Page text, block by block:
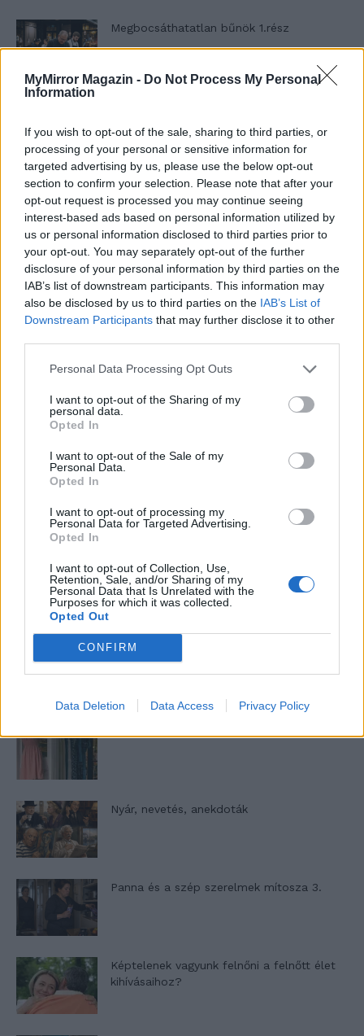
MyMirror Magazin - Do Not Process My Personal
Information
If you wish to opt-out of the sale, sharing to third parties, or
processing of your personal or sensitive information for
targeted advertising by us, please use the below opt-out
section to confirm your selection. Please note that after your
opt-out request is processed you may continue seeing
interest-based ads based on personal information utilized by
us or personal information disclosed to third parties prior to
your opt-out. You may separately opt-out of the further
disclosure of your personal information by third parties on the
IAB’s list of downstream participants. This information may
also be disclosed by us to third parties on the IAB’s List of
Downstream Participants that may further disclose it to other
Personal Data Processing Opt Outs
I want to opt-out of the Sharing of my
personal data.
Opted In
I want to opt-out of the Sale of my
Personal Data.
Opted In
I want to opt-out of processing my
Personal Data for Targeted Advertising.
Opted In
I want to opt-out of Collection, Use,
Retention, Sale, and/or Sharing of my
Personal Data that Is Unrelated with the
Purposes for which it was collected.
Opted Out
CONFIRM
Data Deletion Data Access Privacy Policy
Megbocsáthatatlan bűnök 1.rész
Minka 12. rész
Minka 11. rész
Pedig szóltam… – Miért nem hiszünk a
gyűjteménye
Elyna Robbs: Adéle és az örökölt árnyak
13. rész
Woody Allen megosztó zsenialitása
Nyár, nevetés, anekdoták
Panna és a szép szerelmek mítosza 3.
Képtelenek vagyunk felnőni a felnőtt élet
kihívásaihoz?